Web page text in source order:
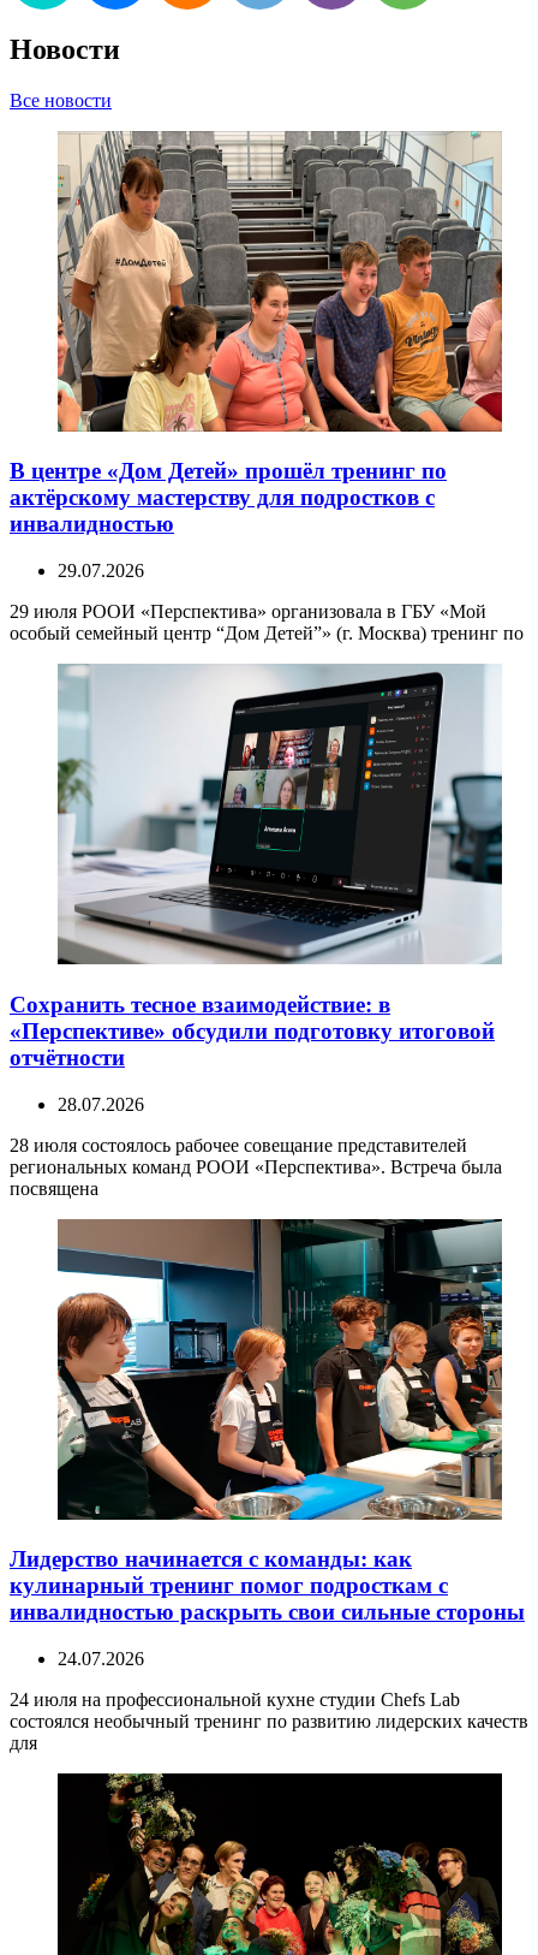
Новости
Все новости
В центре «Дом Детей» прошёл тренинг по
актёрскому мастерству для подростков с
инвалидностью
29.07.2026
29 июля РООИ «Перспектива» организовала в ГБУ «Мой
особый семейный центр “Дом Детей”» (г. Москва) тренинг по
Сохранить тесное взаимодействие: в
«Перспективе» обсудили подготовку итоговой
отчётности
28.07.2026
28 июля состоялось рабочее совещание представителей
региональных команд РООИ «Перспектива». Встреча была
посвящена
Лидерство начинается с команды: как
кулинарный тренинг помог подросткам с
инвалидностью раскрыть свои сильные стороны
24.07.2026
24 июля на профессиональной кухне студии Chefs Lab
состоялся необычный тренинг по развитию лидерских качеств
для